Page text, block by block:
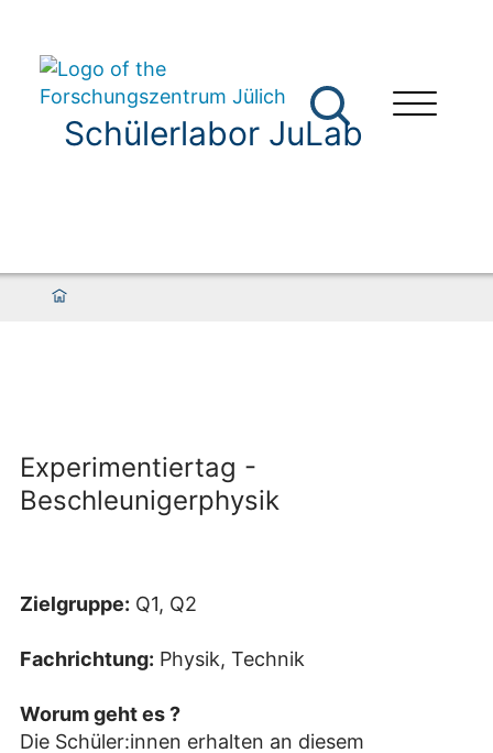
Schülerlabor JuLab
Experimentiertag -
Beschleunigerphysik
Zielgruppe: Q1, Q2
Fachrichtung: Physik, Technik
Worum geht es ?
Die Schüler:innen erhalten an diesem